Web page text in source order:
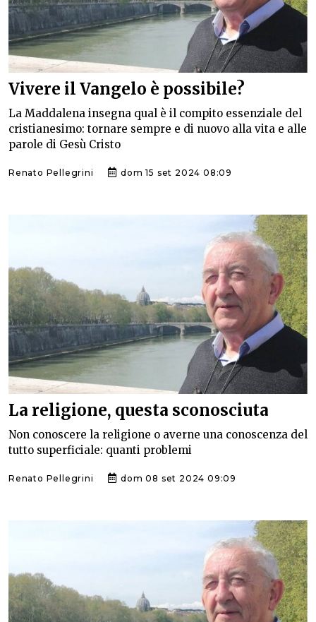
Vivere il Vangelo è possibile?
La Maddalena insegna qual è il compito essenziale del
cristianesimo: tornare sempre e di nuovo alla vita e alle
parole di Gesù Cristo
Renato Pellegrini dom 15 set 2024 08:09
La religione, questa sconosciuta
Non conoscere la religione o averne una conoscenza del
tutto superficiale: quanti problemi
Renato Pellegrini dom 08 set 2024 09:09